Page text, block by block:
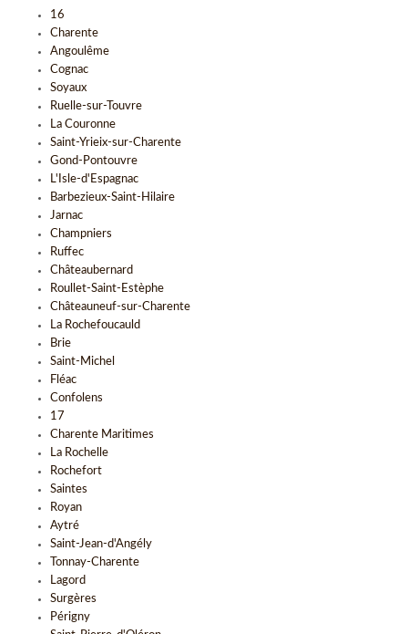
16
Charente
Angoulême
Cognac
Soyaux
Ruelle-sur-Touvre
La Couronne
Saint-Yrieix-sur-Charente
Gond-Pontouvre
L'Isle-d'Espagnac
Barbezieux-Saint-Hilaire
Jarnac
Champniers
Ruffec
Châteaubernard
Roullet-Saint-Estèphe
Châteauneuf-sur-Charente
La Rochefoucauld
Brie
Saint-Michel
Fléac
Confolens
17
Charente Maritimes
La Rochelle
Rochefort
Saintes
Royan
Aytré
Saint-Jean-d'Angély
Tonnay-Charente
Lagord
Surgères
Périgny